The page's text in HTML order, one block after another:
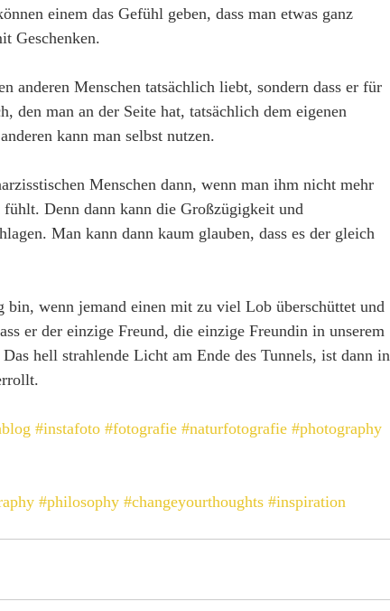
einem das Gefühl geben, dass man etwas ganz
Geschenken.
anderen Menschen tatsächlich liebt, sondern dass er für
den man an der Seite hat, tatsächlich dem eigenen
kann man selbst nutzen.
Menschen dann, wenn man ihm nicht mehr
Denn dann kann die Großzügigkeit und
Man kann dann kaum glauben, dass es der gleich
wenn jemand einen mit zu viel Lob überschüttet und
er der einzige Freund, die einzige Freundin in unserem
hell strahlende Licht am Ende des Tunnels, ist dann in
#instafoto #fotografie #naturfotografie #photography
#philosophy #changeyourthoughts #inspiration